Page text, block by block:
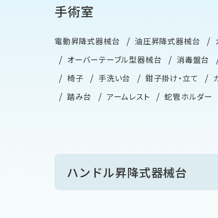
手術室
電動昇降式器械台 油圧昇降式器械台
オーバーテーブル型器械台
消毒盤台
椅子
手洗い台 鉗子掛け・立て
踏み台
アームレスト 蛇管ホルダ
ハンドル昇降式器械台